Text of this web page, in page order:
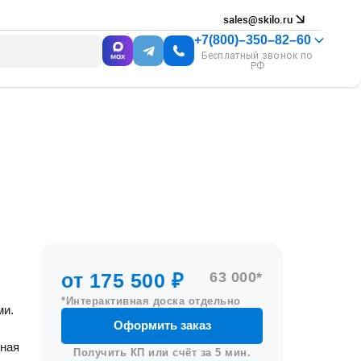
sales@skilo.ru
+7(800)–350–82–60
Бесплатный звонок по
РФ
от 175 500 ₽ 63 000*
*Интерактивная доска отдельно
Оформить заказ
Получить КП или счёт за 5 мин.